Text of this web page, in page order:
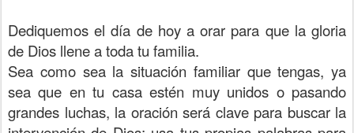
Dediquemos el día de hoy a orar para que la gloria
de Dios llene a toda tu familia.
Sea como sea la situación familiar que tengas, ya
sea que en tu casa estén muy unidos o pasando
grandes luchas, la oración será clave para buscar la